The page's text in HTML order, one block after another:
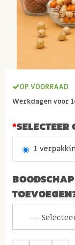
OP VOORRAAD
Werkdagen voor
SELECTEER
1